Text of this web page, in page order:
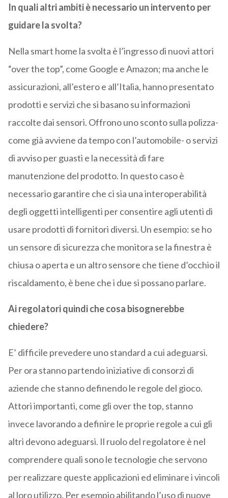
In quali altri ambiti è necessario un intervento per
guidare la svolta?
Nella smart home la svolta è l’ingresso di nuovi attori
“over the top”, come Google e Amazon; ma anche le
assicurazioni, all’estero e all’Italia, hanno presentato
prodotti e servizi che si basano su informazioni
raccolte dai sensori. Offrono uno sconto sulla polizza-
come già avviene da tempo con l’automobile- o servizi
di avviso per guasti e la necessità di fare
manutenzione del prodotto. In questo caso è
necessario garantire che ci sia una interoperabilità
degli oggetti intelligenti per consentire agli utenti di
usare prodotti di fornitori diversi. Un esempio: se ho
un sensore di sicurezza che monitora se la finestra è
chiusa o aperta e un altro sensore che tiene d’occhio il
riscaldamento, è bene che i due si possano parlare.
Ai regolatori quindi che cosa bisognerebbe
chiedere?
E’ difficile prevedere uno standard a cui adeguarsi.
Per ora stanno partendo iniziative di consorzi di
aziende che stanno definendo le regole del gioco.
Attori importanti, come gli over the top, stanno
invece lavorando a definire le proprie regole a cui gli
altri devono adeguarsi. Il ruolo del regolatore è nel
comprendere quali sono le tecnologie che servono
per realizzare queste applicazioni ed eliminare i vincoli
al loro utilizzo. Per esempio abilitando l’uso di nuove